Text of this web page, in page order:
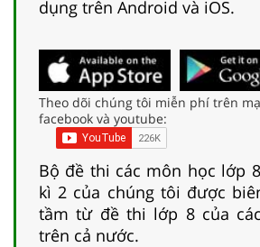
dụng trên Android và iOS.
Theo dõi chúng tôi miễn phí trên
facebook và youtube:
Bộ đề thi các môn học lớp
kì 2 của chúng tôi được
tầm từ đề thi lớp 8 của
trên cả nước.